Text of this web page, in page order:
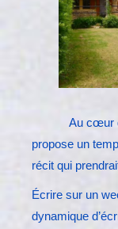
Au cœur de
propose un
récit qui
Écrire sur un
dynamique